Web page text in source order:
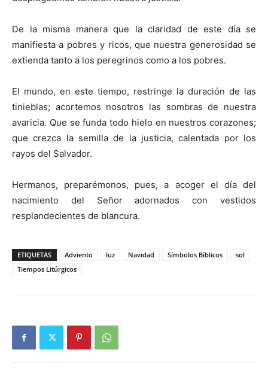
De la misma manera que la claridad de este día se
manifiesta a pobres y ricos, que nuestra generosidad se
extienda tanto a los peregrinos como a los pobres.
El mundo, en este tiempo, restringe la duración de las
tinieblas; acortemos nosotros las sombras de nuestra
avaricia. Que se funda todo hielo en nuestros corazones;
que crezca la semilla de la justicia, calentada por los
rayos del Salvador.
Hermanos, preparémonos, pues, a acoger el día del
nacimiento del Señor adornados con vestidos
resplandecientes de blancura.
ETIQUETAS Adviento luz Navidad Símbolos Bíblicos
sol
Tiempos Litúrgicos